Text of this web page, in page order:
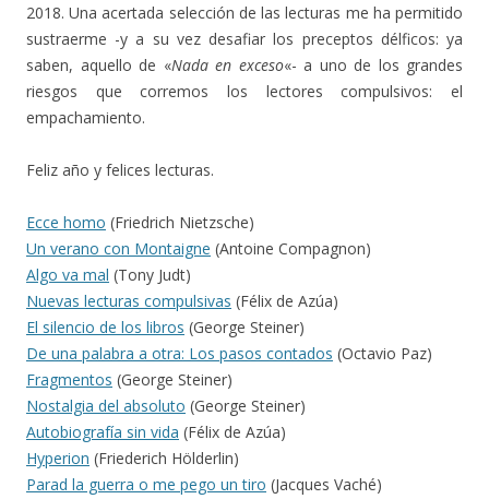
2018. Una acertada selección de las lecturas me ha permitido
sustraerme -y a su vez desafiar los preceptos délficos: ya
saben, aquello de «Nada en exceso«- a uno de los grandes
riesgos que corremos los lectores compulsivos: el
empachamiento.
Feliz año y felices lecturas.
Ecce homo (Friedrich Nietzsche)
Un verano con Montaigne (Antoine Compagnon)
Algo va mal (Tony Judt)
Nuevas lecturas compulsivas (Félix de Azúa)
El silencio de los libros (George Steiner)
De una palabra a otra: Los pasos contados (Octavio Paz)
Fragmentos (George Steiner)
Nostalgia del absoluto (George Steiner)
Autobiografía sin vida (Félix de Azúa)
Hyperion (Friederich Hölderlin)
Parad la guerra o me pego un tiro (Jacques Vaché)